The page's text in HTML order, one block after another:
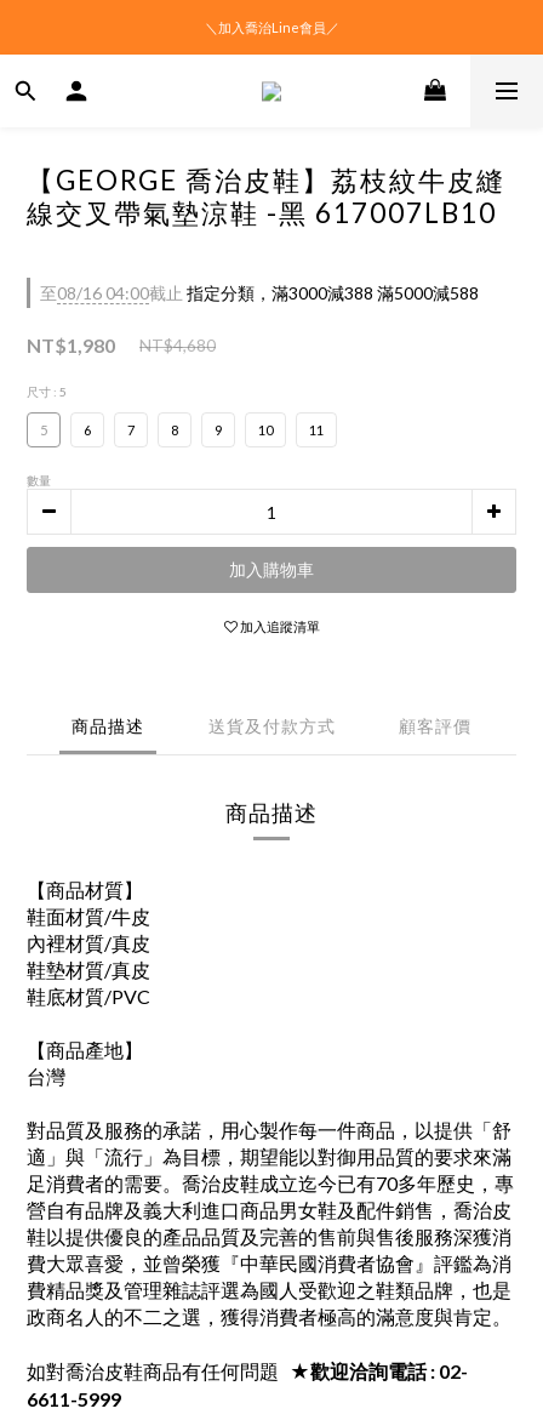
＼加入喬治Line會員／
【GEORGE 喬治皮鞋】荔枝紋牛皮縫
線交叉帶氣墊涼鞋 -黑 617007LB10
至08/16 04:00截止 指定分類，滿3000減388 滿5000減588
NT$1,980 NT$4,680
尺寸 : 5
5 6 7 8 9 10 11
數量
加入購物車
加入追蹤清單
商品描述 送貨及付款方式 顧客評價
商品描述
【商品材質】
鞋面材質/牛皮
內裡材質/真皮
鞋墊材質/真皮
鞋底材質/PVC
【商品產地】
台灣
對品質及服務的承諾，用心製作每一件商品，以提供「舒
適」與「流行」為目標，期望能以對御用品質的要求來滿
足消費者的需要。喬治皮鞋成立迄今已有70多年歷史，專
營自有品牌及義大利進口商品男女鞋及配件銷售，喬治皮
鞋以提供優良的產品品質及完善的售前與售後服務深獲消
費大眾喜愛，並曾榮獲『中華民國消費者協會』評鑑為消
費精品獎及管理雜誌評選為國人受歡迎之鞋類品牌，也是
政商名人的不二之選，獲得消費者極高的滿意度與肯定。
如對喬治皮鞋商品有任何問題
★歡迎洽詢電話 : 02-
6611-5999